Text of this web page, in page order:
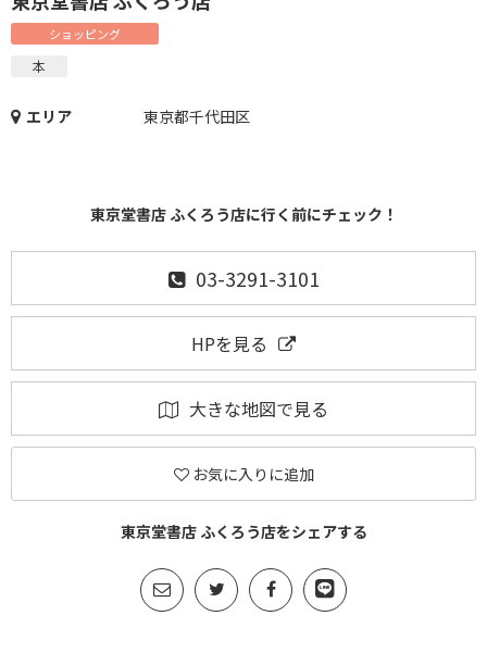
ショッピング
本
エリア 東京都千代田区
東京堂書店 ふくろう店に行く前にチェック！
03-3291-3101
HPを見る
大きな地図で見る
お気に入りに追加
東京堂書店 ふくろう店をシェアする